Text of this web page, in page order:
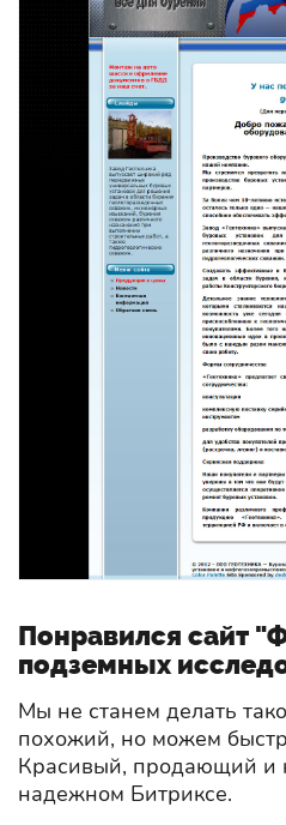
Понравился сайт
подземных
Мы не станем делать
похожий, но можем
Красивый, продающий и
надежном Битриксе.